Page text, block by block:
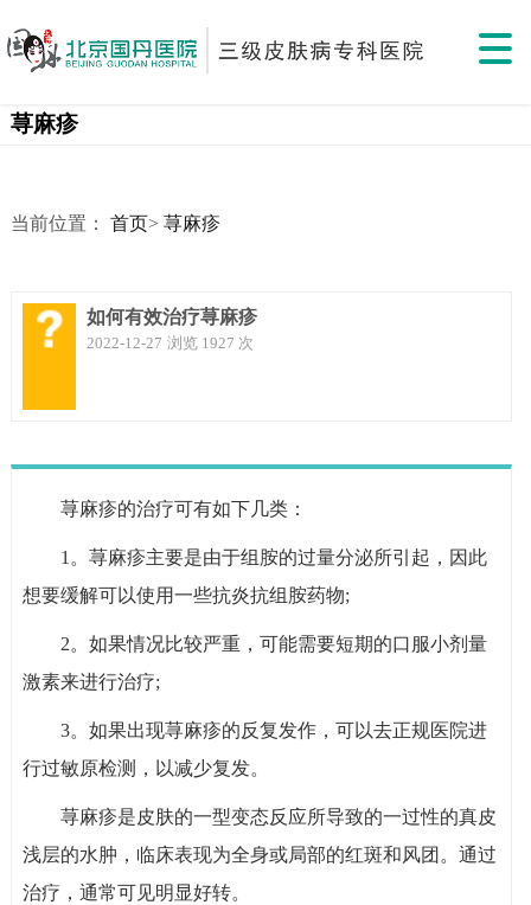
荨麻疹
当前位置： 首页> 荨麻疹
如何有效治疗荨麻疹
2022-12-27 浏览 1927 次
荨麻疹的治疗可有如下几类：
1。荨麻疹主要是由于组胺的过量分泌所引起，因此
想要缓解可以使用一些抗炎抗组胺药物;
2。如果情况比较严重，可能需要短期的口服小剂量
激素来进行治疗;
3。如果出现荨麻疹的反复发作，可以去正规医院进
行过敏原检测，以减少复发。
荨麻疹是皮肤的一型变态反应所导致的一过性的真皮
浅层的水肿，临床表现为全身或局部的红斑和风团。通过
治疗，通常可见明显好转。